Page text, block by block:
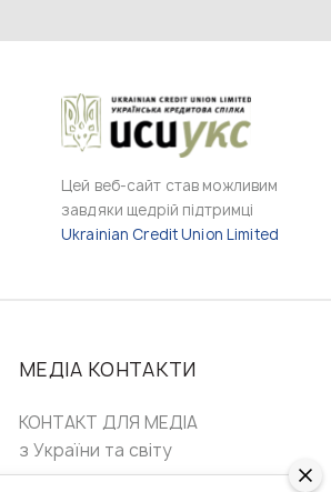
Цей веб-сайт став можливим
завдяки щедрій підтримці
Ukrainian Credit Union Limited
МЕДІА КОНТАКТИ
КОНТАКТ ДЛЯ МЕДІА
з України та світу